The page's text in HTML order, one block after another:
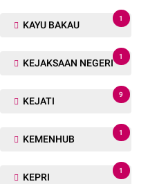
KAYU BAKAU
1
KEJAKSAAN NEGERI
1
KEJATI
9
KEMENHUB
1
KEPRI
1